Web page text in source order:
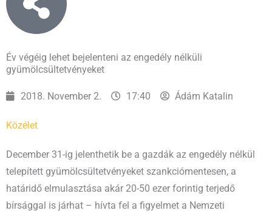
Év végéig lehet bejelenteni az engedély nélküli
gyümölcsültetvényeket
2018. November 2. 17:40 Ádám Katalin
Közélet
December 31-ig jelenthetik be a gazdák az engedély nélkül
telepített gyümölcsültetvényeket szankciómentesen, a
határidő elmulasztása akár 20-50 ezer forintig terjedő
bírsággal is járhat – hívta fel a figyelmet a Nemzeti